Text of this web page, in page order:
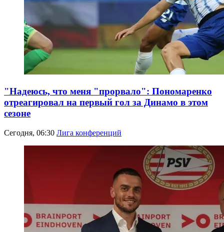
"Надеюсь, что меня "прорвало": Пономаренко
отреагировал на первый гол за Динамо в этом
сезоне
Сегодня, 06:30 Лига конференций